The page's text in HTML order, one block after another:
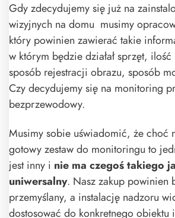
Gdy zdecydujemy się już na
wizyjnych na domu musimy
który powinien zawierać takie
w którym będzie działał sprzęt,
sposób rejestracji obrazu, sposób
Czy decydujemy się na monitoring
bezprzewodowy.
Musimy sobie uświadomić, że choć
gotowy zestaw do monitoringu to
jest inny i nie ma czegoś takiego
uniwersalny. Nasz zakup powinien
przemyślany, a instalację nadzoru
dostosować do konkretnego obiektu